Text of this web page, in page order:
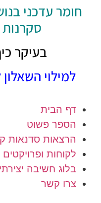
עדכני
סקרנות
בעיקר
למילוי השאלון
דף הבית
הספר פשוט
הרצאות סדנאות
לקוחות ופרויקטים
בלוג חשיבה יצירתית
צרו קשר